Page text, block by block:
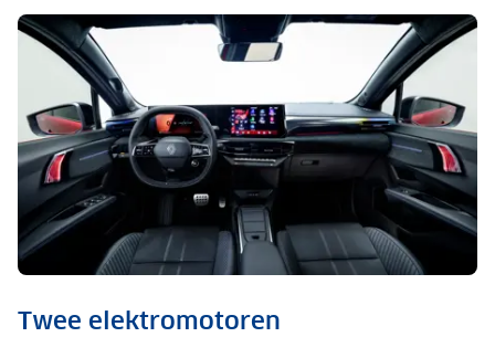
Twee elektromotoren